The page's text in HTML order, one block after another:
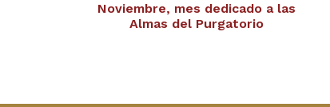
Noviembre, mes dedicado a las
Almas del Purgatorio